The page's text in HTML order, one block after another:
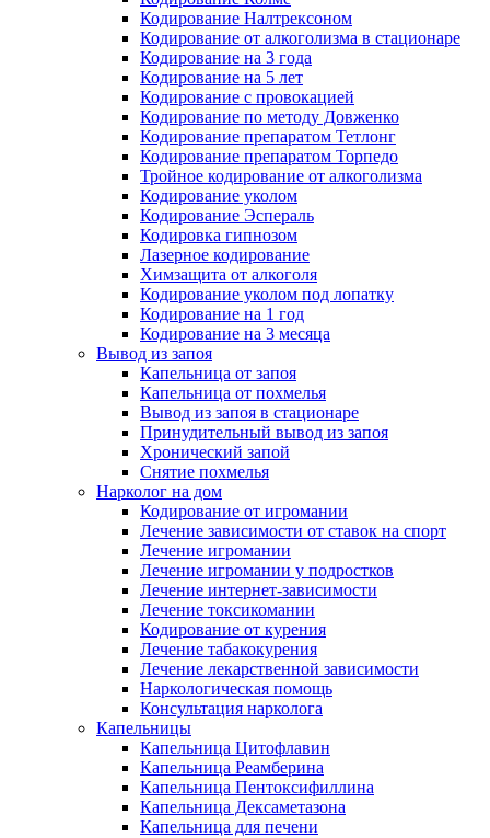
Кодирование Налтрексоном
Кодирование от алкоголизма в стационаре
Кодирование на 3 года
Кодирование на 5 лет
Кодирование с провокацией
Кодирование по методу Довженко
Кодирование препаратом Тетлонг
Кодирование препаратом Торпедо
Тройное кодирование от алкоголизма
Кодирование уколом
Кодирование Эспераль
Кодировка гипнозом
Лазерное кодирование
Химзащита от алкоголя
Кодирование уколом под лопатку
Кодирование на 1 год
Кодирование на 3 месяца
Вывод из запоя
Капельница от запоя
Капельница от похмелья
Вывод из запоя в стационаре
Принудительный вывод из запоя
Хронический запой
Снятие похмелья
Нарколог на дом
Кодирование от игромании
Лечение зависимости от ставок на спорт
Лечение игромании
Лечение игромании у подростков
Лечение интернет-зависимости
Лечение токсикомании
Кодирование от курения
Лечение табакокурения
Лечение лекарственной зависимости
Наркологическая помощь
Консультация нарколога
Капельницы
Капельница Цитофлавин
Капельница Реамберина
Капельница Пентоксифиллина
Капельница Дексаметазона
Капельница для печени